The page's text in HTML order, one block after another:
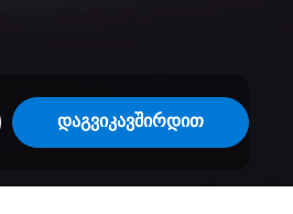
დაგვიკავშირდით